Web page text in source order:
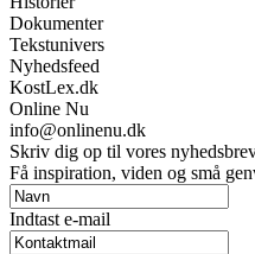
Dokumenter
Tekstunivers
Nyhedsfeed
KostLex.dk
Online Nu
info@onlinenu.dk
Skriv dig op til vores
Få inspiration, viden og små
Indtast e-mail